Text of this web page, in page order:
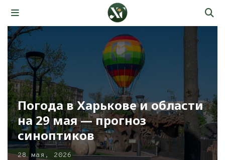
Погода в Харькове и области
на 29 мая — прогноз
синоптиков
28 мая, 2026